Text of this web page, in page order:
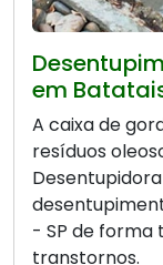
em
A caixa de
resíduos
- SP de forma
transtornos.